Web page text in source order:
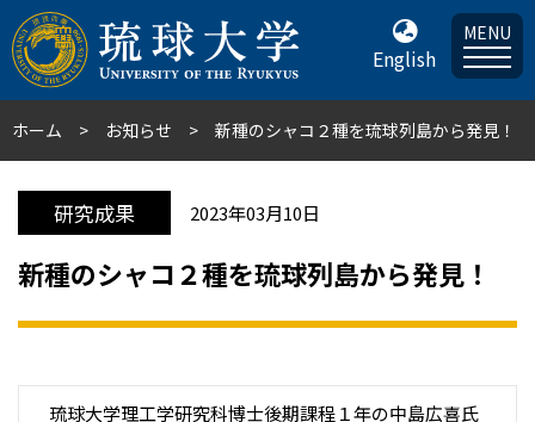
English
MENU
ホーム お知らせ 新種のシャコ２種を琉球列島から発見！
研究成果 2023年03月10日
新種のシャコ２種を琉球列島から発見！
琉球大学理工学研究科博士後期課程１年の中島広喜氏